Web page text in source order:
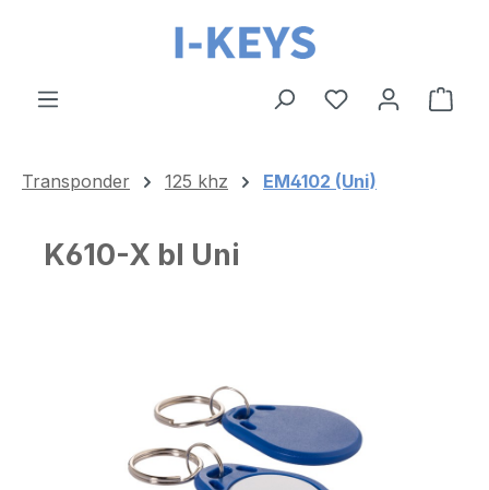
Zum Hauptinhalt springen
Transponder 125 khz EM4102 (Uni)
K610-X bl Uni